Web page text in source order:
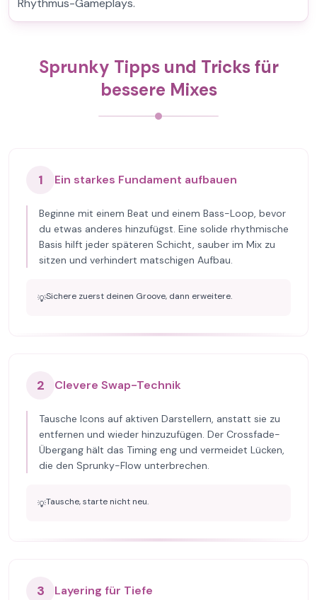
Rhythmus-Gameplays.
Sprunky Tipps und Tricks für
bessere Mixes
1 Ein starkes Fundament aufbauen
Beginne mit einem Beat und einem Bass-Loop, bevor
du etwas anderes hinzufügst. Eine solide rhythmische
Basis hilft jeder späteren Schicht, sauber im Mix zu
sitzen und verhindert matschigen Aufbau.
💡Sichere zuerst deinen Groove, dann erweitere.
2 Clevere Swap-Technik
Tausche Icons auf aktiven Darstellern, anstatt sie zu
entfernen und wieder hinzuzufügen. Der Crossfade-
Übergang hält das Timing eng und vermeidet Lücken,
die den Sprunky-Flow unterbrechen.
💡Tausche, starte nicht neu.
3 Layering für Tiefe